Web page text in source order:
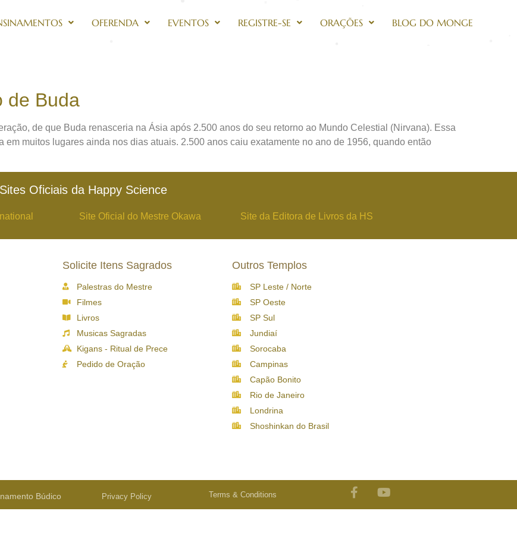
OFERENDA EVENTOS REGISTRE-SE ORAÇÕES BLOG DO MONGE
de Buda
de que Buda renasceria na Ásia após 2.500 anos do seu retorno ao Mundo Celestial (Nirvana). Essa
muitos lugares ainda nos dias atuais. 2.500 anos caiu exatamente no ano de 1956, quando então
Oficiais da Happy Science
Site Oficial do Mestre Okawa Site da Editora de Livros da HS
Solicite Itens Sagrados
Palestras do Mestre
Filmes
Livros
Musicas Sagradas
Kigans - Ritual de Prece
Pedido de Oração
Outros Templos
SP Leste / Norte
SP Oeste
SP Sul
Jundiaí
Sorocaba
Campinas
Capão Bonito
Rio de Janeiro
Londrina
Shoshinkan do Brasil
Búdico Privacy Policy Terms & Conditions